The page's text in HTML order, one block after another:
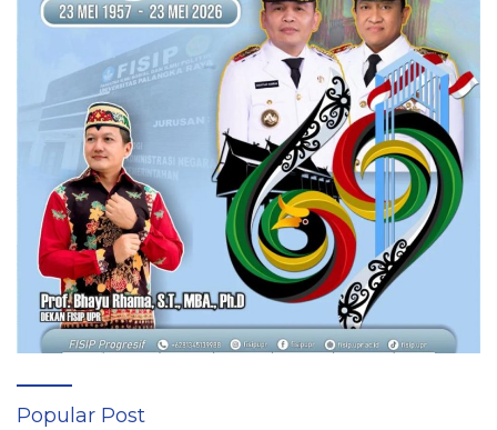
Popular Post